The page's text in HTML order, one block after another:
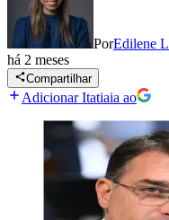
PorEdilene
há 2 meses
Compartilhar
Adicionar Itatiaia ao